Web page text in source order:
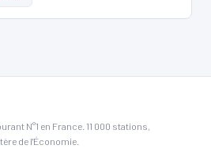
N°1 en France. 11 000 stations,
de l'Économie.